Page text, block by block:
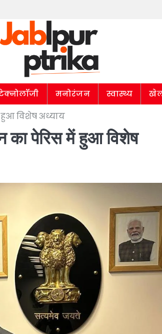
मनोरंजन स्वास्थ्य
हुआ विशेष अध्याय
का पेरिस में हुआ विशेष